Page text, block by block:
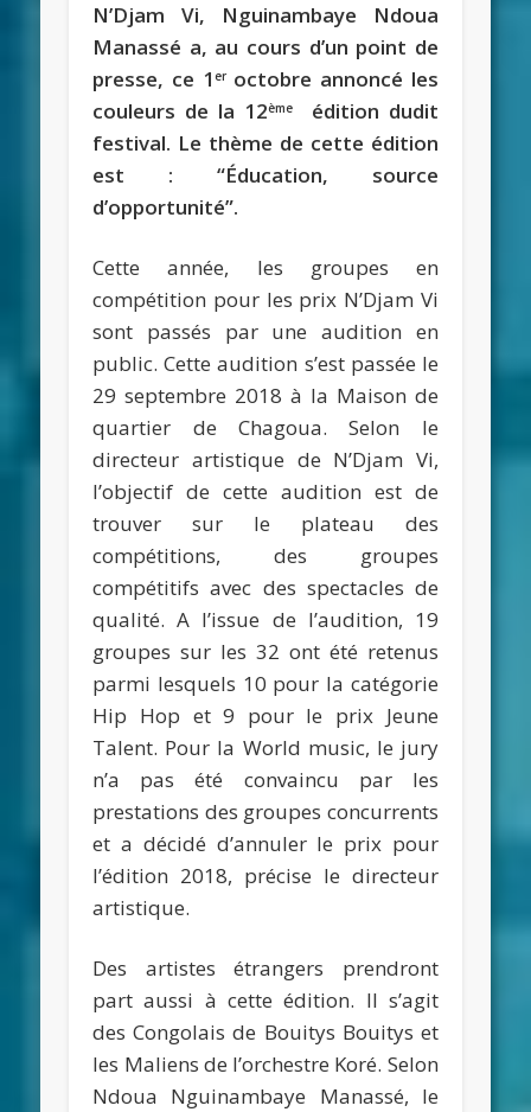
N’Djam Vi, Nguinambaye Ndoua
Manassé a, au cours d’un point de
presse, ce 1 eroctobre annoncé les
couleurs de la 12ème
édition dudit
festival. Le thème de cette édition
est : “Éducation, source
d’opportunité”.
Cette année, les groupes en
compétition pour les prix N’Djam Vi
sont passés par une audition en
public. Cette audition s’est passée le
29 septembre 2018 à la Maison de
quartier de Chagoua. Selon le
directeur artistique de N’Djam Vi,
l’objectif de cette audition est de
trouver sur le plateau des
compétitions, des groupes
compétitifs avec des spectacles de
qualité. A l’issue de l’audition, 19
groupes sur les 32 ont été retenus
parmi lesquels 10 pour la catégorie
Hip Hop et 9 pour le prix Jeune
Talent. Pour la World music, le jury
n’a pas été convaincu par les
prestations des groupes concurrents
et a décidé d’annuler le prix pour
l’édition 2018, précise le directeur
artistique.
Des artistes étrangers prendront
part aussi à cette édition. Il s’agit
des Congolais de Bouitys Bouitys et
les Maliens de l’orchestre Koré. Selon
Ndoua Nguinambaye Manassé, le